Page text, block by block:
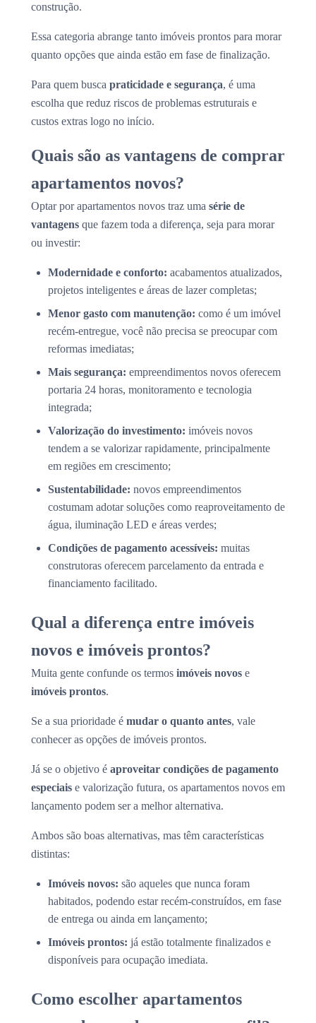
construção.
Essa categoria abrange tanto imóveis prontos para morar
quanto opções que ainda estão em fase de finalização.
Para quem busca praticidade e segurança, é uma
escolha que reduz riscos de problemas estruturais e
custos extras logo no início.
Quais são as vantagens de comprar
apartamentos novos?
Optar por apartamentos novos traz uma série de
vantagens que fazem toda a diferença, seja para morar
ou investir:
Modernidade e conforto: acabamentos atualizados,
projetos inteligentes e áreas de lazer completas;
Menor gasto com manutenção: como é um imóvel
recém-entregue, você não precisa se preocupar com
reformas imediatas;
Mais segurança: empreendimentos novos oferecem
portaria 24 horas, monitoramento e tecnologia
integrada;
Valorização do investimento: imóveis novos
tendem a se valorizar rapidamente, principalmente
em regiões em crescimento;
Sustentabilidade: novos empreendimentos
costumam adotar soluções como reaproveitamento de
água, iluminação LED e áreas verdes;
Condições de pagamento acessíveis: muitas
construtoras oferecem parcelamento da entrada e
financiamento facilitado.
Qual a diferença entre imóveis
novos e imóveis prontos?
Muita gente confunde os termos imóveis novos e
imóveis prontos.
Se a sua prioridade é mudar o quanto antes, vale
conhecer as opções de imóveis prontos.
Já se o objetivo é aproveitar condições de pagamento
especiais e valorização futura, os apartamentos novos em
lançamento podem ser a melhor alternativa.
Ambos são boas alternativas, mas têm características
distintas:
Imóveis novos: são aqueles que nunca foram
habitados, podendo estar recém-construídos, em fase
de entrega ou ainda em lançamento;
Imóveis prontos: já estão totalmente finalizados e
disponíveis para ocupação imediata.
Como escolher apartamentos